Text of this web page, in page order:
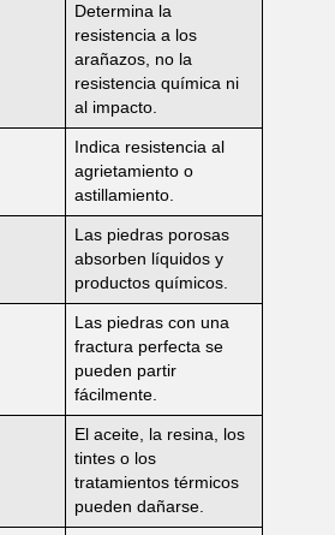
Determina la
resistencia a los
arañazos, no la
resistencia química ni
al impacto.
Indica resistencia al
agrietamiento o
astillamiento.
Las piedras porosas
absorben líquidos y
productos químicos.
Las piedras con una
fractura perfecta se
pueden partir
fácilmente.
El aceite, la resina, los
tintes o los
tratamientos térmicos
pueden dañarse.